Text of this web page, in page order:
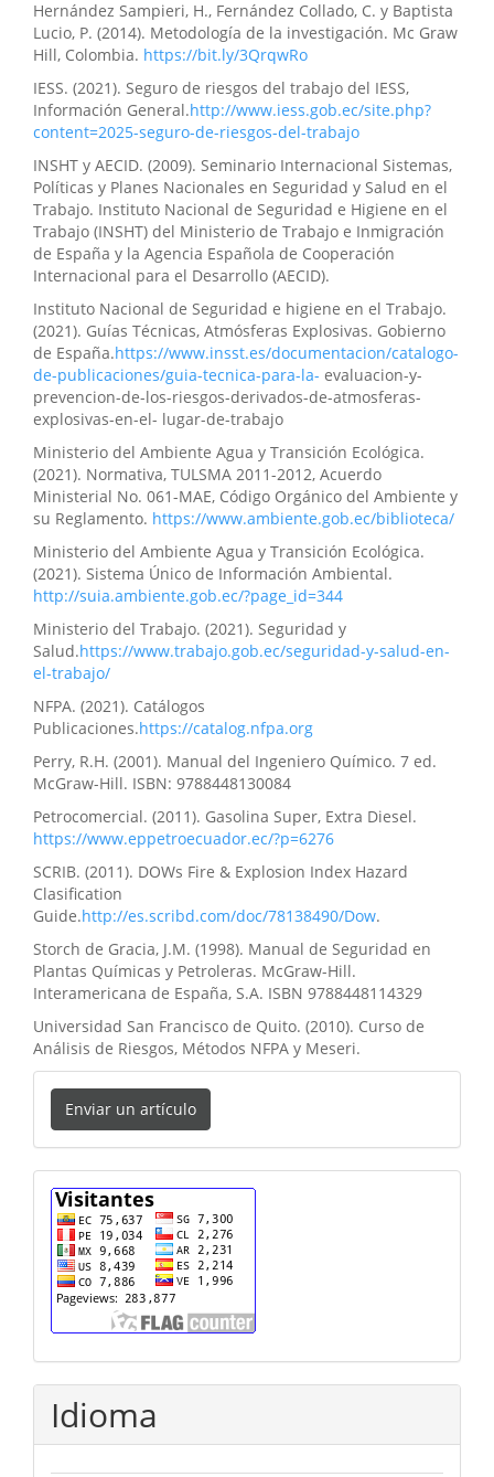
Hernández Sampieri, H., Fernández Collado, C. y Baptista
Lucio, P. (2014). Metodología de la investigación. Mc Graw
Hill, Colombia. https://bit.ly/3QrqwRo
IESS. (2021). Seguro de riesgos del trabajo del IESS,
Información General.http://www.iess.gob.ec/site.php?
content=2025-seguro-de-riesgos-del-trabajo
INSHT y AECID. (2009). Seminario Internacional Sistemas,
Políticas y Planes Nacionales en Seguridad y Salud en el
Trabajo. Instituto Nacional de Seguridad e Higiene en el
Trabajo (INSHT) del Ministerio de Trabajo e Inmigración
de España y la Agencia Española de Cooperación
Internacional para el Desarrollo (AECID).
Instituto Nacional de Seguridad e higiene en el Trabajo.
(2021). Guías Técnicas, Atmósferas Explosivas. Gobierno
de España.https://www.insst.es/documentacion/catalogo-
de-publicaciones/guia-tecnica-para-la- evaluacion-y-
prevencion-de-los-riesgos-derivados-de-atmosferas-
explosivas-en-el- lugar-de-trabajo
Ministerio del Ambiente Agua y Transición Ecológica.
(2021). Normativa, TULSMA 2011-2012, Acuerdo
Ministerial No. 061-MAE, Código Orgánico del Ambiente y
su Reglamento. https://www.ambiente.gob.ec/biblioteca/
Ministerio del Ambiente Agua y Transición Ecológica.
(2021). Sistema Único de Información Ambiental.
http://suia.ambiente.gob.ec/?page_id=344
Ministerio del Trabajo. (2021). Seguridad y
Salud.https://www.trabajo.gob.ec/seguridad-y-salud-en-
el-trabajo/
NFPA. (2021). Catálogos
Publicaciones.https://catalog.nfpa.org
Perry, R.H. (2001). Manual del Ingeniero Químico. 7 ed.
McGraw-Hill. ISBN: 9788448130084
Petrocomercial. (2011). Gasolina Super, Extra Diesel.
https://www.eppetroecuador.ec/?p=6276
SCRIB. (2011). DOWs Fire & Explosion Index Hazard
Clasification
Guide.http://es.scribd.com/doc/78138490/Dow.
Storch de Gracia, J.M. (1998). Manual de Seguridad en
Plantas Químicas y Petroleras. McGraw-Hill.
Interamericana de España, S.A. ISBN 9788448114329
Universidad San Francisco de Quito. (2010). Curso de
Análisis de Riesgos, Métodos NFPA y Meseri.
Enviar
un
artículo
Enviar un artículo
cuenta
Idioma